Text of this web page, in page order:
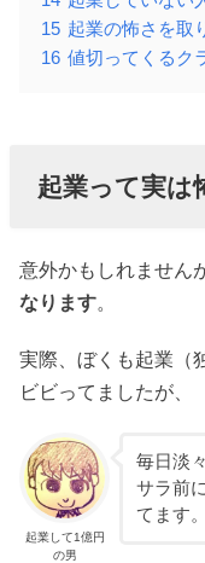
15 起業の怖さを取
16 値切ってくるク
起業って実は
意外かもしれません
なります。
実際、ぼくも起業（
ビビってましたが、
起業して1億円
の男
毎日淡
サラ前
てます